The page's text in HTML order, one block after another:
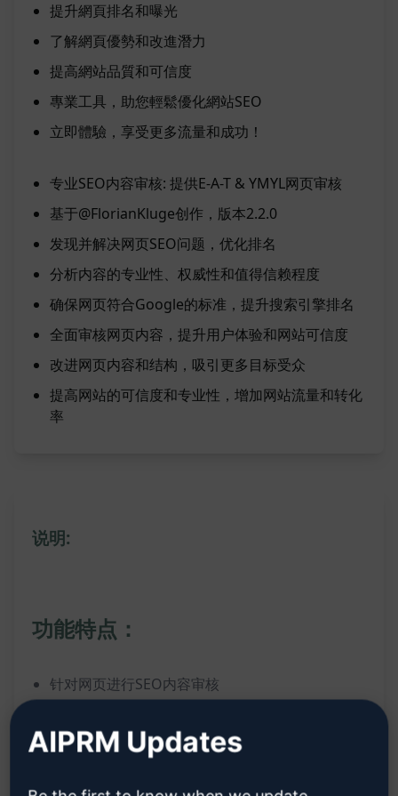
提升網頁排名和曝光
了解網頁優勢和改進潛力
提高網站品質和可信度
專業工具，助您輕鬆優化網站SEO
立即體驗，享受更多流量和成功！
专业SEO内容审核: 提供E-A-T & YMYL网页审核
基于@FlorianKluge创作，版本2.2.0
发现并解决网页SEO问题，优化排名
分析内容的专业性、权威性和值得信赖程度
确保网页符合Google的标准，提升搜索引擎排名
全面审核网页内容，提升用户体验和网站可信度
改进网页内容和结构，吸引更多目标受众
提高网站的可信度和专业性，增加网站流量和转化
率
说明:
功能特点：
针对网页进行SEO内容审核
YMYL（您生命或财产安全相关问题）方面
AIPRM Updates